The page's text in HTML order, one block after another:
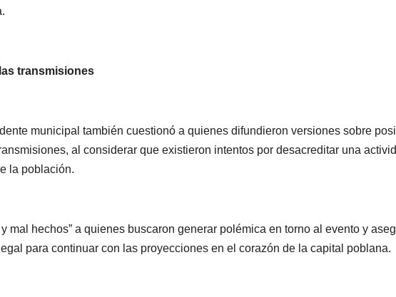
transmisiones
municipal también cuestionó a quienes difundieron versiones sobre
al considerar que existieron intentos por desacreditar una
la población.
mal hechos” a quienes buscaron generar polémica en torno al evento y
para continuar con las proyecciones en el corazón de la capital poblana.
descarta
emergencia
reportan 33
07/08/2026 VERÓNICA
de07/08/2026